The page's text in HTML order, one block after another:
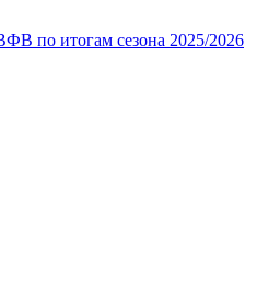
по итогам сезона 2025/2026